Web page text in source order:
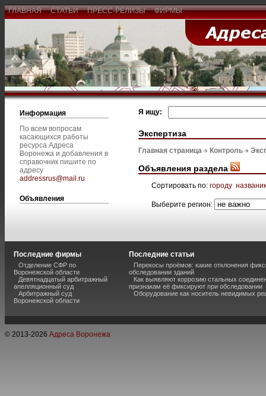
ГЛАВНАЯ СТАТЬИ ПРЕСС-РЕЛИЗЫ ФИРМЫ
Информация
По всем вопросам
касающихся работы
ресурса Адреса
Воронежа и добавления в
справочник пишите по
адресу
addressrus@mail.ru.
Объявления
Я ищу:
Экспертиза
Главная страница Контроль
Объявления раздела
Сортировать по: городу
Выберите регион:
Последние фирмы
Отделение СФР по
Воронежской области
Девятнадцатый арбитражный
апелляционный суд
Арбитражный суд
Воронежской области
Последние статьи
Перекосы проёмов: какие отклонения
обследовании зданий
Как выявляют коррозию стальных
признакам её фиксируют при обследовании
Оборудование как носитель невидимых
© 2013-2026 Адреса Воронежа